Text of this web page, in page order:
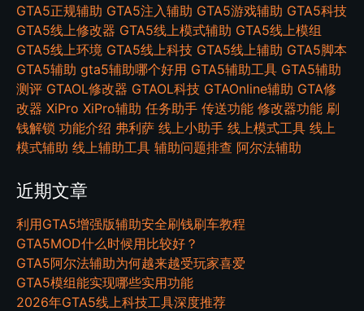
GTA5正规辅助 GTA5注入辅助 GTA5游戏辅助 GTA5科技
GTA5线上修改器 GTA5线上模式辅助 GTA5线上模组
GTA5线上环境 GTA5线上科技 GTA5线上辅助 GTA5脚本
GTA5辅助 gta5辅助哪个好用 GTA5辅助工具 GTA5辅助
测评 GTAOL修改器 GTAOL科技 GTAOnline辅助 GTA修
改器 XiPro XiPro辅助 任务助手 传送功能 修改器功能 刷
钱解锁 功能介绍 弗利萨 线上小助手 线上模式工具 线上
模式辅助 线上辅助工具 辅助问题排查 阿尔法辅助
近期文章
利用GTA5增强版辅助安全刷钱刷车教程
GTA5MOD什么时候用比较好？
GTA5阿尔法辅助为何越来越受玩家喜爱
GTA5模组能实现哪些实用功能
2026年GTA5线上科技工具深度推荐